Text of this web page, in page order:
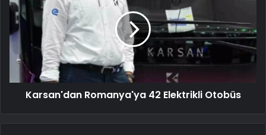
Karsan'dan Romanya'ya 42 Elektrikli Otobüs